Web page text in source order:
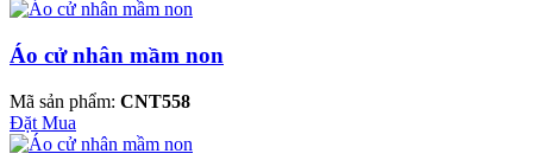
Áo cử nhân mầm non
Mã sản phẩm: CNT558
Đặt Mua